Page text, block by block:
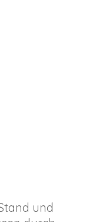
und